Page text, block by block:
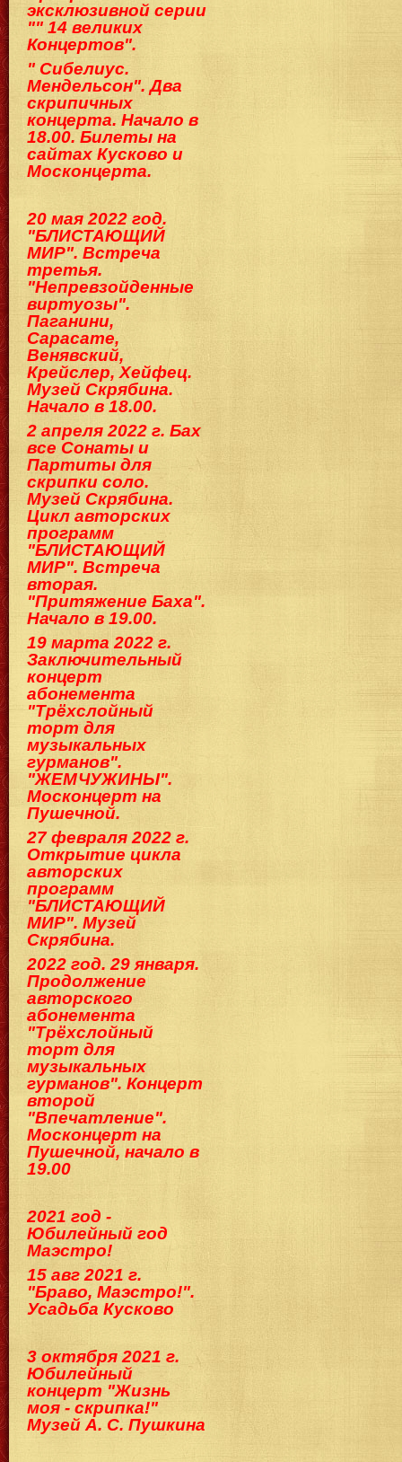
эксклюзивной серии
"" 14 великих
Концертов".
" Сибелиус.
Мендельсон". Два
скрипичных
концерта. Начало в
18.00. Билеты на
сайтах Кусково и
Москонцерта.
20 мая 2022 год.
"БЛИСТАЮЩИЙ
МИР". Встреча
третья.
"Непревзойденные
виртуозы".
Паганини,
Сарасате,
Венявский,
Крейслер, Хейфец.
Музей Скрябина.
Начало в 18.00.
2 апреля 2022 г. Бах
все Сонаты и
Партиты для
скрипки соло.
Музей Скрябина.
Цикл авторских
программ
"БЛИСТАЮЩИЙ
МИР". Встреча
вторая.
"Притяжение Баха".
Начало в 19.00.
19 марта 2022 г.
Заключительный
концерт
абонемента
"Трёхслойный
торт для
музыкальных
гурманов".
"ЖЕМЧУЖИНЫ".
Москонцерт на
Пушечной.
27 февраля 2022 г.
Открытие цикла
авторских
программ
"БЛИСТАЮЩИЙ
МИР". Музей
Скрябина.
2022 год. 29 января.
Продолжение
авторского
абонемента
"Трёхслойный
торт для
музыкальных
гурманов". Концерт
второй
"Впечатление".
Москонцерт на
Пушечной, начало в
19.00
2021 год -
Юбилейный год
Маэстро!
15 авг 2021 г.
"Браво, Маэстро!".
Усадьба Кусково
3 октября 2021 г.
Юбилейный
концерт "Жизнь
моя - скрипка!"
Музей А. С. Пушкина